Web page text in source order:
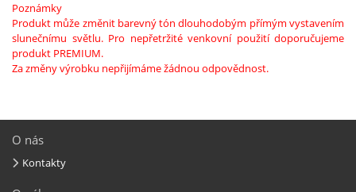
Poznámky
Produkt může změnit barevný tón dlouhodobým přímým vystavením
slunečnímu světlu. Pro nepřetržité venkovní použití doporučujeme
produkt PREMIUM.
Za změny výrobku nepřijímáme žádnou odpovědnost.
O nás
Kontakty